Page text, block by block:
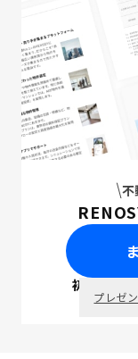
不
初回面談で
プレゼ